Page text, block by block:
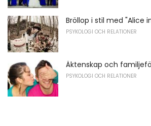
Bröllop i stil med "Alice
PSYKOLOGI OCH RELATIONER
Äktenskap och
PSYKOLOGI OCH RELATIONER